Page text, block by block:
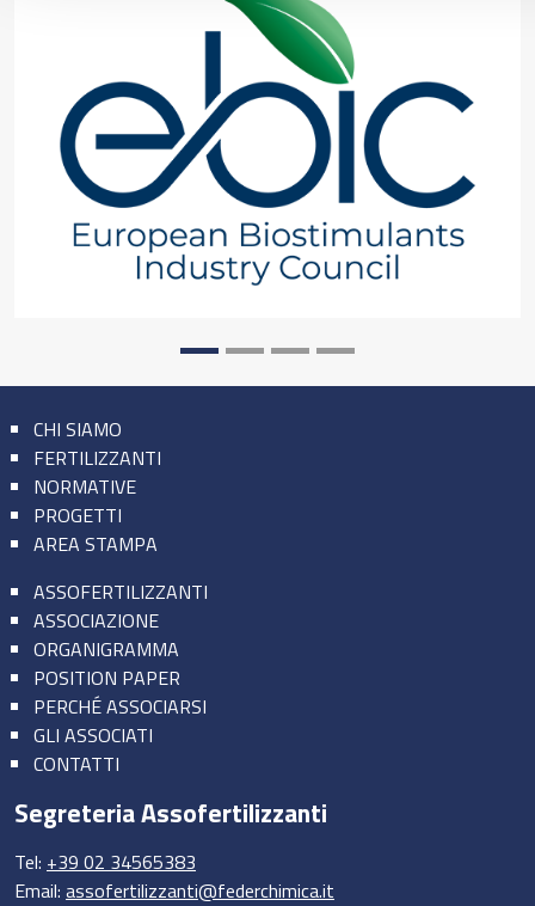
CHI SIAMO
FERTILIZZANTI
NORMATIVE
PROGETTI
AREA STAMPA
ASSOFERTILIZZANTI
ASSOCIAZIONE
ORGANIGRAMMA
POSITION PAPER
PERCHÉ ASSOCIARSI
GLI ASSOCIATI
CONTATTI
Segreteria Assofertilizzanti
Tel: +39 02 34565383
Email: assofertilizzanti@federchimica.it